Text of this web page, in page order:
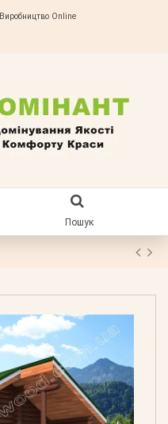
Виробництво Online
Пошук